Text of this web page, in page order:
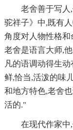
老舍善于写人
驼祥子》中,既有
角度对人物性格
老舍是语言大师,
凡的语调动得生
鲜,恰当,活泼的味
和地方特色,老舍
活的."
在现代作家中